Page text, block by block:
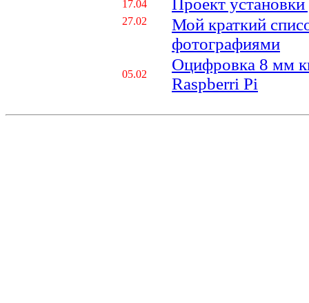
17.04 Проект
27.02
Мой краткий
фотографиями
05.02
Оцифровка 8 мм
Raspberri Pi